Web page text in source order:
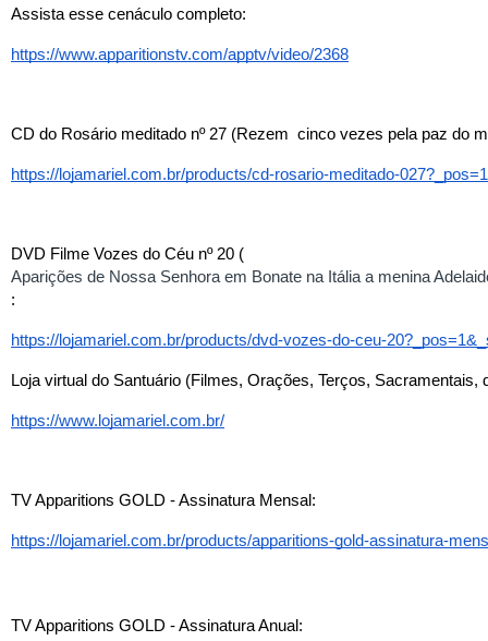
Assista esse cenáculo completo:
https://www.apparitionstv.com/apptv/video/2368
CD do Rosário meditado nº 27 (Rezem  cinco vezes pela paz do
https://lojamariel.com.br/products/cd-rosario-meditado-
DVD Filme Vozes do Céu nº 20 (
Aparições de Nossa Senhora em Bonate na Itália a menina
:
https://lojamariel.com.br/products/dvd-vozes-do-ceu-
Loja virtual do Santuário (Filmes, Orações, Terços, Sacramentais,
https://www.lojamariel.com.br/
TV Apparitions GOLD - Assinatura Mensal:
https://lojamariel.com.br/products/apparitions-gold-assinatura-
TV Apparitions GOLD - Assinatura Anual: